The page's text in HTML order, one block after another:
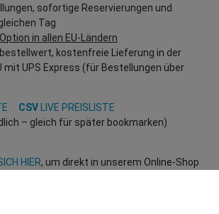
sofortige Reservierungen und
Tag
in allen EU-Ländern
kostenfreie Lieferung in der
mit UPS Express (für Bestellungen über
CSV
LIVE PREISLISTE
– gleich für später bookmarken)
HIER, um direkt in unserem Online-Shop
und B2B Kunden – gültige EU UID